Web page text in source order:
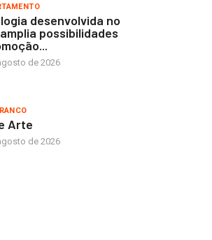
desenvolvida no
possibilidades
de 2026
Arte
de 2026